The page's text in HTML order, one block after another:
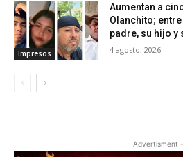
Impresos
Aumentan a
Olanchito;
padre, su hijo y
4 agosto, 2026
- Advertisment -